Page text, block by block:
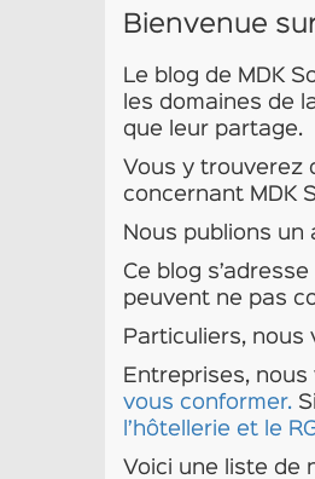
Bienvenue
Le blog de MDK
les domaines de
que leur partage.
Vous y trouverez
concernant MDK
Nous publions un
Ce blog
peuvent ne pas
Particuliers, nous
Entreprises,
vous conformer.
l’hôtellerie et le
Voici une liste de